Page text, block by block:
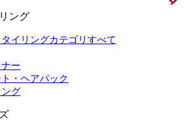
ング
イリングカテゴリすべて
ー
ト・ヘアパック
グ